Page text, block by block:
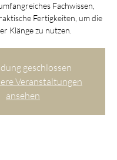
Fachwissen,
Fertigkeiten, um die
Klänge zu nutzen.
geschlossen
Veranstaltungen
ansehen